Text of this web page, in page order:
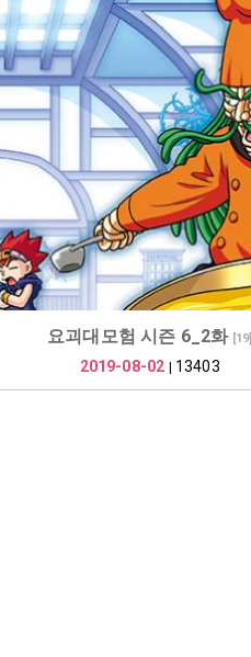
요괴대모험 시즌 6_2화[19]
2019-08-02 13403